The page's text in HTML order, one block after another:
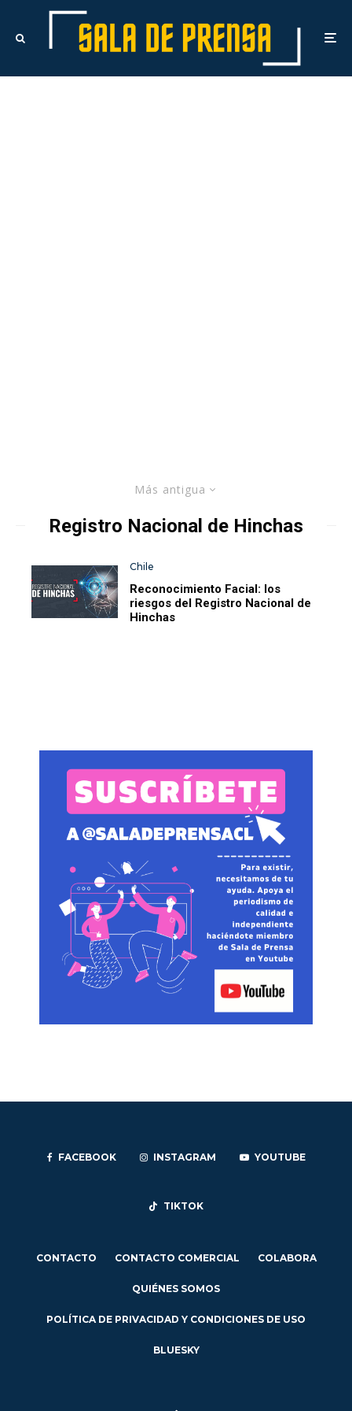
Más antigua
Registro Nacional de Hinchas
Chile
Reconocimiento Facial: los
riesgos del Registro Nacional de
Hinchas
FACEBOOK INSTAGRAM YOUTUBE
TIKTOK
CONTACTO CONTACTO COMERCIAL COLABORA
QUIÉNES SOMOS
POLÍTICA DE PRIVACIDAD Y CONDICIONES DE USO
BLUESKY